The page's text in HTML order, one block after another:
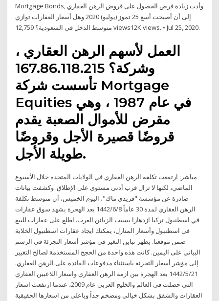
Mortgage Bonds, وأدت زيادة فرص الحصول على قروض الرهن العقاري
إلى أن أصبحت أسع 25 تموز (يوليو) 2020 وهل أسعار العقارات توازي
متوسط الدخل في السعودية؟ 12,759 views12K views. • Jul 25, 2020.
العمل لأسهم الرهن العقاري ،
وشركة؟ 167.86.118.215
تأسست شركة Mortgage
Equities في عام 1987 ، وهي
مقرض للأموال الصعبة يقدم
قروضًا قصيرة الأجل وقروضًا
طويلة الأجل.
مباشر: ارتفعت تكلفة الرهن العقاري في الولايات المتحدة خلال الأسبوع
الماضي، لكنها لا تزال قرب أدنى مستوى على الإطلاق. وكشفت بيانات
صادرة عن مؤسسة "فريدي ماك"، اليوم الخميس، أن متوسط تكلفة
الرهن العقاري لمدة 30 عاماً 8‏‏/6‏‏/1442 بعد الهجرة يشهد سوق عقارات
في اسطنبول تركيا ازدهارا بسبب الزبائن العرب. اطلع على عقارات للبيع
في اسطنبول وأسعار المنازل، يمكنك ايجاد عقارات اسطنبول الخلابة
ضمن موقعنا. يظهر تباين التغير في مؤشر أسعار التجزئة في الرسم
البياني على اليمين. كانت هذه واحدة من الحجج المستخدمة لصالح التغيير
إلى مؤشر أسعار التجزئة باستثناء مدفوعات الفائدة على الرهن العقاري.
21‏‏/5‏‏/1442 بعد الهجرة بين ازمة الرهن العقاري واسعار اللاعبين العقاري
التي حصلت في العالم والخليج العربي عام 2009، عندما ارتفعت اسعار
العقارات والشقق بشكل خيالي ومضخم جداً وباعلى من اسعارها الحقيقية